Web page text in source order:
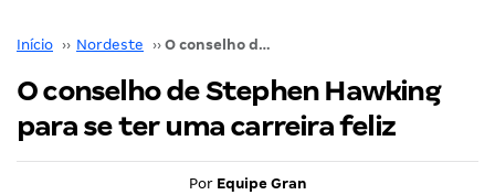
Início ›› Nordeste ›› O conselho de Stephen Hawking para se ter uma carreira feliz
O conselho de Stephen Hawking
para se ter uma carreira feliz
Por Equipe Gran